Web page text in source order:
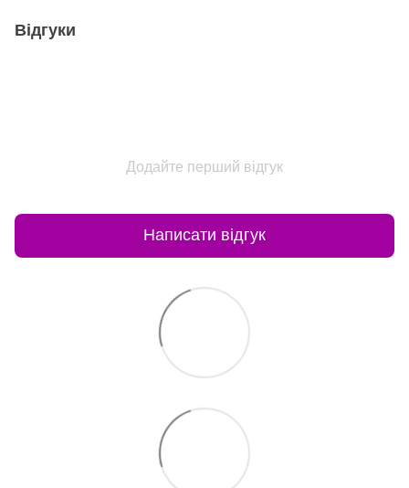
Відгуки
Додайте перший відгук
Написати відгук